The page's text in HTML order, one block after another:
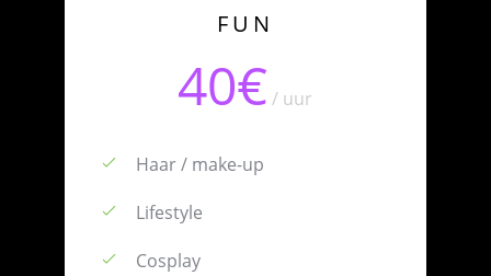
FUN
40€ / uur
Haar / make-up
Lifestyle
Cosplay